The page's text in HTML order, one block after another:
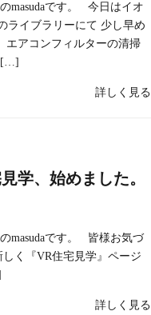
masudaです。 今日はイオ
ライブラリーにて 少し早め
アコンフィルターの清掃
[…]
詳しく見る
学、始めました。
masudaです。 皆様お気づ
く『VR住宅見学』ページ
詳しく見る